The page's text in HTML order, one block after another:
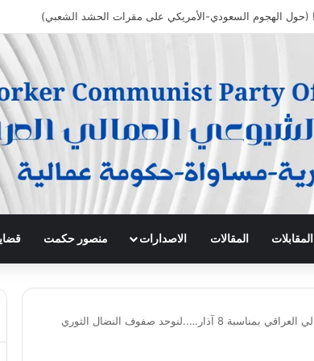
المقابلات المقالات الاصدارات منصور حكمت
بيان الحزب الشيوعي العمالي العراقي بمناسبة 8 آذار…..لنوحد صفوف النضال الثوري